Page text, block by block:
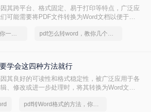
其跨平台、格式固定、易于打印等特点，广泛应
可能需要将PDF文件转换为Word文档以便于编
PDF怎么转Word，教你一个方法 pdf怎么转word，教你几个方法
学会这四种方法就行
其良好的可读性和格式稳定性，被广泛应用于各
、修改或进一步处理时，将其转换为Word文档
pdf转Word格式的方法，你学会了吗